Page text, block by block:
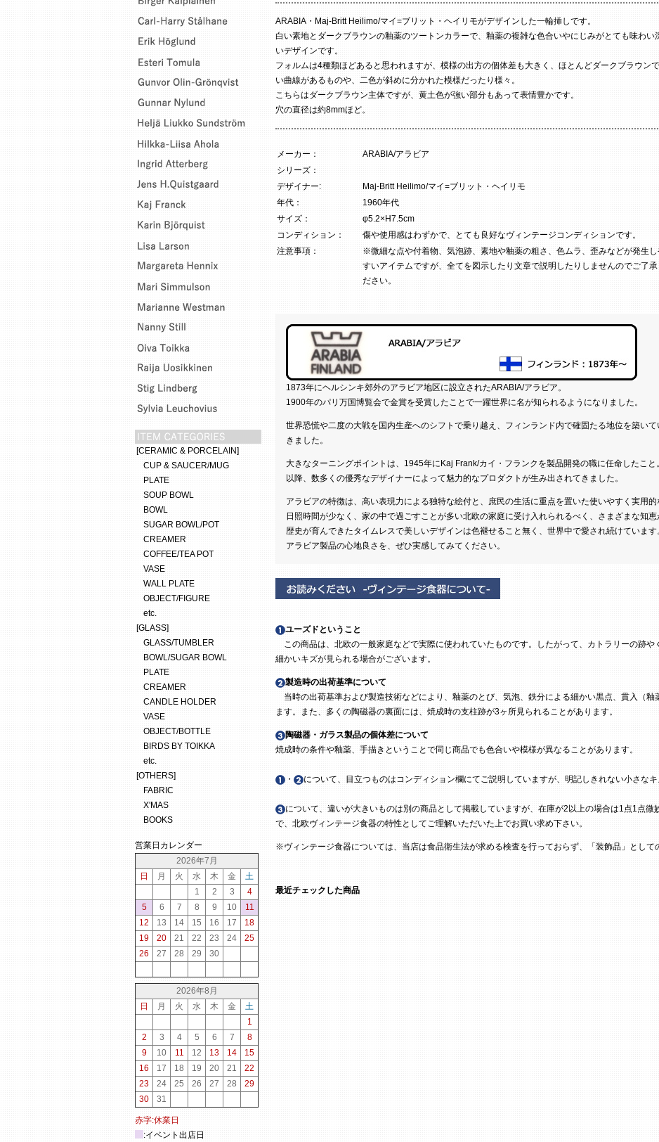
ARABIA・Maj-Britt Heilimo/マイ=ブリット・ヘイリモがデザインした一輪挿しです。
白い素地とダークブラウンの釉薬のツートンカラーで、釉薬の複雑な色合いやにじみがとても味わい
いデザインです。
フォルムは4種類ほどあると思われますが、模様の出方の個体差も大きく、ほとんどダークブラウン
い曲線があるものや、二色が斜めに分かれた模様だったり様々。
こちらはダークブラウン主体ですが、黄土色が強い部分もあって表情豊かです。
穴の直径は約8mmほど。
メーカー：
ARABIA/アラビア
シリーズ：
デザイナー:
Maj-Britt Heilimo/マイ=ブリット・ヘイリモ
年代：
1960年代
サイズ：
φ5.2×H7.5cm
コンディション：
傷や使用感はわずかで、とても良好なヴィンテージコンディションです。
注意事項：
※微細な点や付着物、気泡跡、素地や釉薬の粗さ、色ムラ、歪みなどが発生し
すいアイテムですが、全てを図示したり文章で説明したりしませんのでご了承
ださい。
1873年にヘルシンキ郊外のアラビア地区に設立されたARABIA/アラビア。
1900年のパリ万国博覧会で金賞を受賞したことで一躍世界に名が知られるようになりました。
世界恐慌や二度の大戦を国内生産へのシフトで乗り越え、フィンランド内で確固たる地位を築いて
きました。
大きなターニングポイントは、1945年にKaj Frank/カイ・フランクを製品開発の職に任命したこと。
以降、数多くの優秀なデザイナーによって魅力的なプロダクトが生み出されてきました。
アラビアの特徴は、高い表現力による独特な絵付と、庶民の生活に重点を置いた使いやすく実用的
日照時間が少なく、家の中で過ごすことが多い北欧の家庭に受け入れられるべく、さまざまな知恵
歴史が育んできたタイムレスで美しいデザインは色褪せること無く、世界中で愛され続けています
アラビア製品の心地良さを、ぜひ実感してみてください。
ユーズドということ
この商品は、北欧の一般家庭などで実際に使われていたものです。したがって、カトラリーの跡や
細かいキズが見られる場合がございます。
製造時の出荷基準について
当時の出荷基準および製造技術などにより、釉薬のとび、気泡、鉄分による細かい黒点、貫入（釉
ます。また、多くの陶磁器の裏面には、焼成時の支柱跡が3ヶ所見られることがあります。
陶磁器・ガラス製品の個体差について
焼成時の条件や釉薬、手描きということで同じ商品でも色合いや模様が異なることがあります。
・ について、目立つものはコンディション欄にてご説明していますが、明記しきれない小さな
について、違いが大きいものは別の商品として掲載していますが、在庫が2以上の場合は1点1点
で、北欧ヴィンテージ食器の特性としてご理解いただいた上でお買い求め下さい。
※ヴィンテージ食器については、当店は食品衛生法が求める検査を行っておらず、「装飾品」として
最近チェックした商品
[CERAMIC & PORCELAIN]
CUP & SAUCER/MUG
PLATE
SOUP BOWL
BOWL
SUGAR BOWL/POT
CREAMER
COFFEE/TEA POT
VASE
WALL PLATE
OBJECT/FIGURE
etc.
[GLASS]
GLASS/TUMBLER
BOWL/SUGAR BOWL
PLATE
CREAMER
CANDLE HOLDER
VASE
OBJECT/BOTTLE
BIRDS BY TOIKKA
etc.
[OTHERS]
FABRIC
X'MAS
BOOKS
営業日カレンダー
2026年7月
日
月 火 水 木 金
土
1
2 3
4
5
6 7 8 9 10
11
12
13 14 15 16 17
18
19
20 21 22 23 24
25
26
27 28 29 30
2026年8月
日
月 火 水 木 金
土
1
2
3 4 5 6 7
8
9
10 11 12 13 14
15
16
17 18 19 20 21
22
23
24 25 26 27 28
29
30
31
赤字:休業日
:イベント出店日